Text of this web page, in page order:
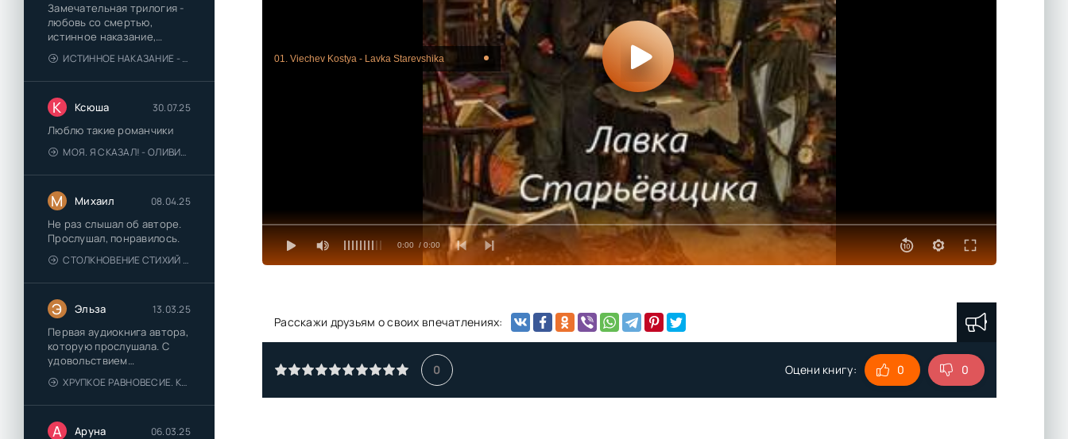
Замечательная трилогия -
любовь со смертью,
истинное наказание,
любимая для монстра -
понравились
ИСТИННОЕ НАКАЗАНИЕ - ОЛЬГА ГУСЕЙНОВА
К Ксюша 30.07.25
Люблю такие романчики
МОЯ. Я СКАЗАЛ! - ОЛИВИЯ ЛЕЙК
М Михаил 08.04.25
Не раз слышал об авторе.
Прослушал, понравилось.
СТОЛКНОВЕНИЕ СТИХИЙ - ВАЛЕРИЙ ГУМИНСКИЙ
Э Эльза 13.03.25
Первая аудиокнига автора,
которую прослушала. С
удовольствием
познакомлюсь и с другими.
ХРУПКОЕ РАВНОВЕСИЕ. КНИГА 1 - АНА ШЕРРИ
А Аруна 06.03.25
0:00 / 0:00
01. Viechev Kostya - Lavka Starevshika
Расскажи друзьям о своих впечатлениях:
0 Оцени книгу: 0 0